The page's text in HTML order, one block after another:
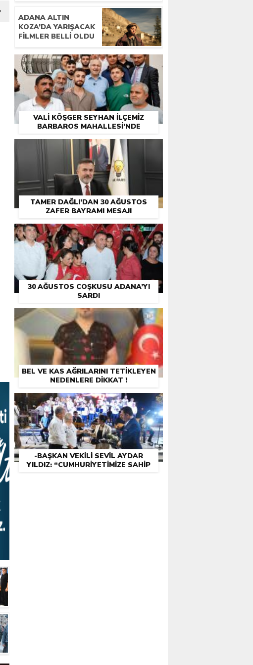
ADANA ALTIN
KOZA’DA YARIŞACAK
FILMLER BELLI OLDU
VALİ KÖŞGER SEYHAN İLÇEMİZ
BARBAROS MAHALLESİ’NDE
TAMER DAĞLI’DAN 30 AĞUSTOS
ZAFER BAYRAMI MESAJI
30 AĞUSTOS COŞKUSU ADANA’YI
SARDI
BEL VE KAS AĞRILARINI TETİKLEYEN
NEDENLERE DİKKAT !
-BAŞKAN VEKILI SEVIL AYDAR
YILDIZ: “CUMHURIYETIMIZE SAHIP